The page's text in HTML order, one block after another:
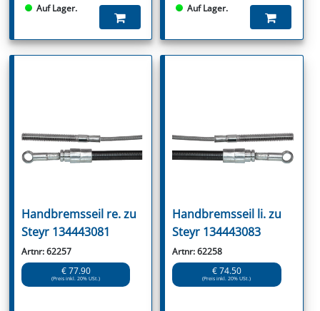
Auf Lager. Auf Lager.
Handbremsseil re. zu
Steyr 134443081
Artnr: 62257
€ 77.90
(Preis inkl. 20% USt.)
Handbremsseil li. zu
Steyr 134443083
Artnr: 62258
€ 74.50
(Preis inkl. 20% USt.)